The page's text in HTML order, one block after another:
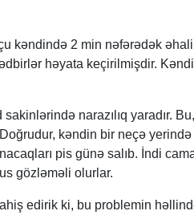
kəndində 2 min nəfərədək
həyata keçirilmişdir.
narazılıq yaradır.
kəndin bir neçə yerində
pis günə salıb. İndi
gözləməli olurlar.
edirik ki, bu problemin